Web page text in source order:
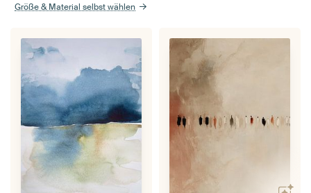
Größe & Material selbst wählen